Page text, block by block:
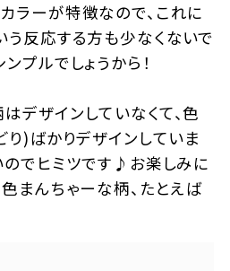
ラーが特徴なので、これに
う反応する方も少なくないで
プルでしょうから！
デザインしていなくて、色
)ばかりデザインしていま
のでヒミツです♪お楽しみに
まんちゃーな柄、たとえば